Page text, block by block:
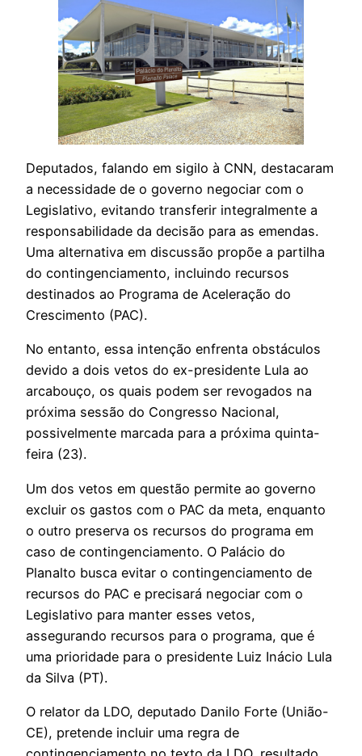
Deputados, falando em sigilo à CNN, destacaram
a necessidade de o governo negociar com o
Legislativo, evitando transferir integralmente a
responsabilidade da decisão para as emendas.
Uma alternativa em discussão propõe a partilha
do contingenciamento, incluindo recursos
destinados ao Programa de Aceleração do
Crescimento (PAC).
No entanto, essa intenção enfrenta obstáculos
devido a dois vetos do ex-presidente Lula ao
arcabouço, os quais podem ser revogados na
próxima sessão do Congresso Nacional,
possivelmente marcada para a próxima quinta-
feira (23).
Um dos vetos em questão permite ao governo
excluir os gastos com o PAC da meta, enquanto
o outro preserva os recursos do programa em
caso de contingenciamento. O Palácio do
Planalto busca evitar o contingenciamento de
recursos do PAC e precisará negociar com o
Legislativo para manter esses vetos,
assegurando recursos para o programa, que é
uma prioridade para o presidente Luiz Inácio Lula
da Silva (PT).
O relator da LDO, deputado Danilo Forte (União-
CE), pretende incluir uma regra de